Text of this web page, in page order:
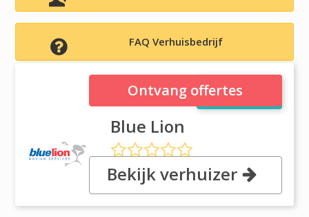
FAQ Verhuisbedrijf
Blue Lion
Blue Lion
, 182 ? 184 Hammond Road, 3175
Dandenong, Vic
Ontvang offertes
Bekijk verhuizer